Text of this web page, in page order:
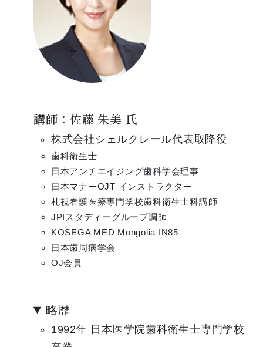
講師：佐藤 朱美 氏
株式会社シェルクレール代表取降役
歯科衛生士
日本アンチエイジング歯科学会理事
日本マナーOJT インストラクター
札視看護医療專門学校歯科衛生士科講師
JPIスタディーグループ調師
KOSEGA MED Mongolia IN85
日本歯周病学会
OJ会員
略歴
1992年 日本医学院歯科衛生士専門学校